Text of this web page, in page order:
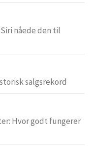
nåede den til
salgsrekord
Hvor godt fungerer